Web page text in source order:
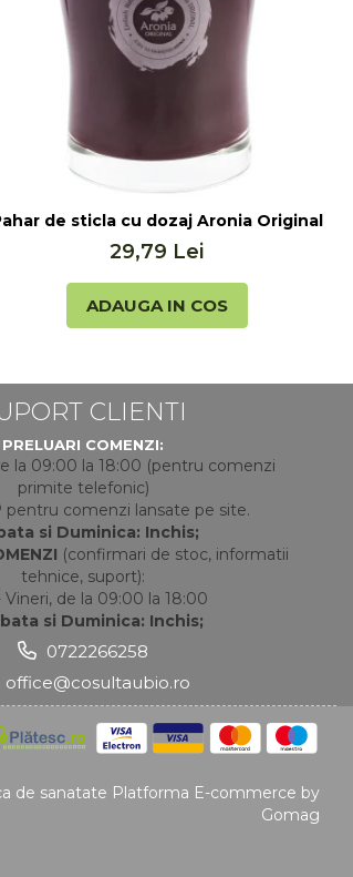
de sticla cu dozaj Aronia Original
29,79 Lei
ADAUGA IN COS
CLIENTI
PRELUARI COMENZI:
la 09:00 la 18:00 (pentru comenzi
primite telefonic)
pentru comenzi lansate pe site.
si Duminica: Inchis;
(confirmari de stoc, informatii
tehnice, suport):
Vineri, de la 09:00 la 18:00
si Duminica: Inchis;
0722266258
office@cosultaubio.ro
de sanatate Platforma E-commerce by
Gomag